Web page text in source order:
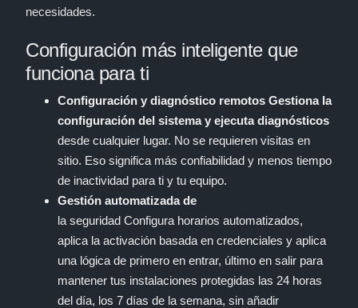
necesidades.
Configuración más inteligente que
funciona para ti
Configuración y diagnóstico remotos Gestiona la
configuración del sistema y ejecuta diagnósticos
desde cualquier lugar. No se requieren visitas en
sitio. Eso significa más confiabilidad y menos tiempo
de inactividad para ti y tu equipo.
Gestión automatizada de
la seguridad Configura horarios automatizados,
aplica la activación basada en credenciales y aplica
una lógica de primero en entrar, último en salir para
mantener tus instalaciones protegidas las 24 horas
del día, los 7 días de la semana, sin añadir